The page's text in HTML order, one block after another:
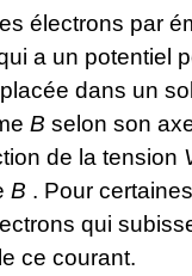
électrons par
a un potentiel
dans un
B selon son
de la tension
B . Pour
qui
ce courant.